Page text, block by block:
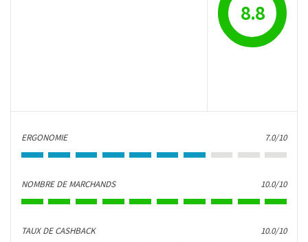
8.8
ERGONOMIE 7.0/10
NOMBRE DE MARCHANDS 10.0/10
TAUX DE CASHBACK 10.0/10